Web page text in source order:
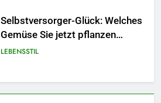
Selbstversorger-Glück: Welches
Gemüse Sie jetzt pflanzen
sollten.
LEBENSSTIL